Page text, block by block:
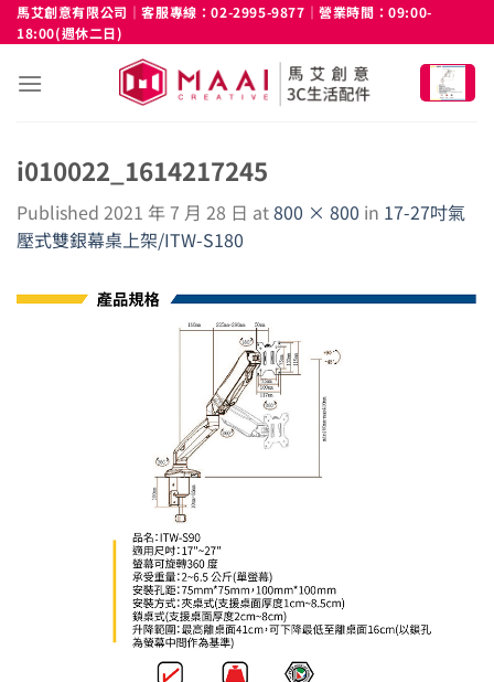
Skip
to
馬艾創意有限公司｜客服專線：02-2995-9877｜營業時間：09:00-
18:00(週休二日)
i010022_1614217245
Published 2021 年 7 月 28 日 at800 × 800 in 17-27吋氣
壓式雙銀幕桌上架/ITW-S180